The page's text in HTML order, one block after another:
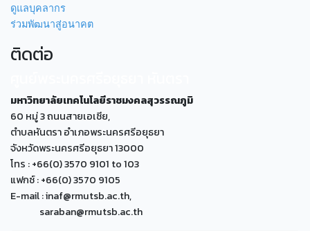
ดูแลบุคลากร
ร่วมพัฒนาสู่อนาคต
ติดต่อ
มหาวิทยาลัยเทคโนโลยีราชมงคลสุวรรณภูมิ
60 หมู่ 3 ถนนสายเอเซีย,
ตำบลหันตรา อำเภอพระนครศรีอยุธยา
จังหวัดพระนครศรีอยุธยา 13000
โทร : +66(0) 3570 9101 to 103
แฟกซ์ : +66(0) 3570 9105
E-mail : inaf@rmutsb.ac.th,
saraban@rmutsb.ac.th